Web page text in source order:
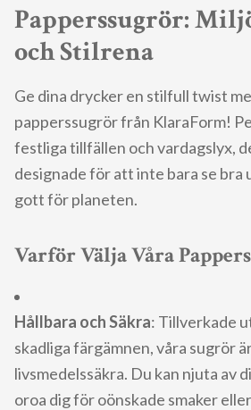
Papperssugrör:
och Stilrena
Ge dina drycker en stilfull twist
papperssugrör från KlaraForm!
festliga tillfällen och vardagslyx,
designade för att inte bara se bra
gott för planeten.
Varför Välja Våra
Hållbara och Säkra: Tillverkade
skadliga färgämnen, våra sugrör
livsmedelssäkra. Du kan njuta av
oroa dig för oönskade smaker